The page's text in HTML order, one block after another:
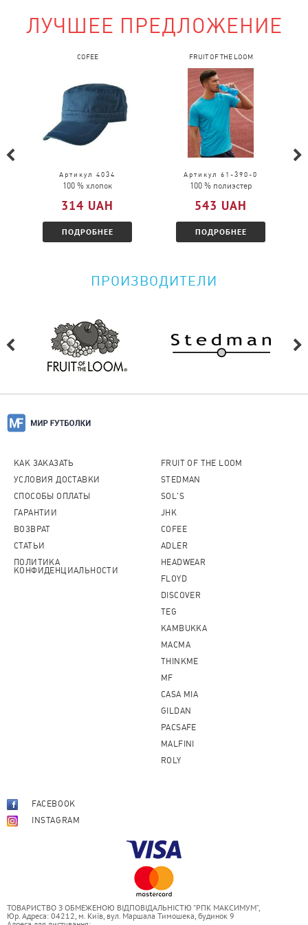
Можно ли поменять товар?
Обмен возможен в случаи брака.
Обмен возможен на товар той же модели, только
в другом размере.
Можно ли вернуть товар?
Пожалуйста, перейдите поссылкеи
ознакомитесь с условиями.
ЛУЧШЕЕ ПРЕДЛОЖЕНИЕ
COFEE
Артикул 4034
100 % хлопок
314 UAH
ПОДРОБНЕЕ
FRUIT OF THE LOOM
Артикул 61-390-0
100 % полиэстер
543 UAH
ПОДРОБНЕЕ
ПРОИЗВОДИТЕЛИ
КАК ЗАКАЗАТЬ
УСЛОВИЯ ДОСТАВКИ
СПОСОБЫ ОПЛАТЫ
ГАРАНТИИ
ВОЗВРАТ
СТАТЬИ
ПОЛИТИКА
КОНФИДЕНЦИАЛЬНОСТИ
FRUIT OF THE LOOM
STEDMAN
SOL'S
JHK
COFEE
ADLER
HEADWEAR
FLOYD
DISCOVER
TEG
KAMBUKKA
MACMA
THINKME
MF
CASA MIA
GILDAN
PACSAFE
MALFINI
ROLY
FACEBOOK
INSTAGRAM
ТОВАРИСТВО З ОБМЕЖЕНОЮ ВІДПОВІДАЛЬНІСТЮ “РПК МАКСИМУМ”,
Юр. Адреса: 04212, м. Київ, вул. Маршала Тимошека, будинок 9